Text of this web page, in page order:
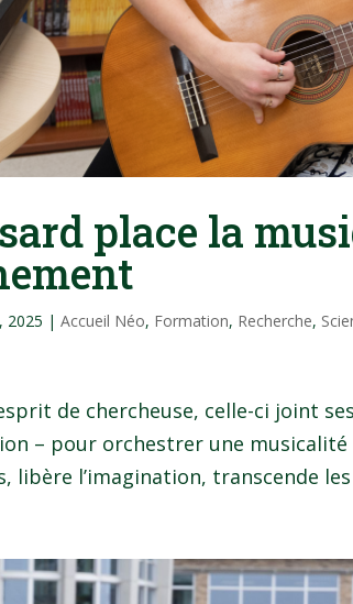
place la
2025 |Accueil Néo, Formation, Recherche,
de chercheuse, celle-ci joint
– pour orchestrer une
libère l’imagination, transcende